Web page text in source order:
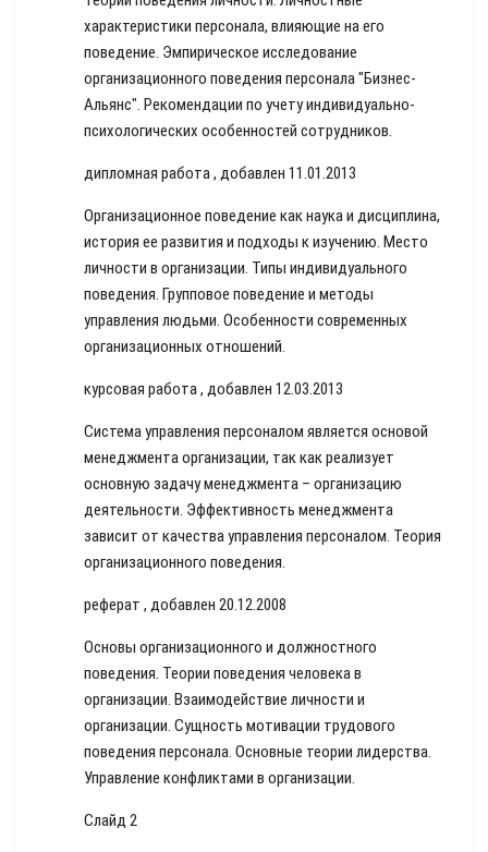
характеристики персонала, влияющие на его
поведение. Эмпирическое исследование
организационного поведения персонала "Бизнес-
Альянс". Рекомендации по учету индивидуально-
психологических особенностей сотрудников.
дипломная работа , добавлен 11.01.2013
Организационное поведение как наука и дисциплина,
история ее развития и подходы к изучению. Место
личности в организации. Типы индивидуального
поведения. Групповое поведение и методы
управления людьми. Особенности современных
организационных отношений.
курсовая работа , добавлен 12.03.2013
Система управления персоналом является основой
менеджмента организации, так как реализует
основную задачу менеджмента – организацию
деятельности. Эффективность менеджмента
зависит от качества управления персоналом. Теория
организационного поведения.
реферат , добавлен 20.12.2008
Основы организационного и должностного
поведения. Теории поведения человека в
организации. Взаимодействие личности и
организации. Сущность мотивации трудового
поведения персонала. Основные теории лидерства.
Управление конфликтами в организации.
Слайд 2